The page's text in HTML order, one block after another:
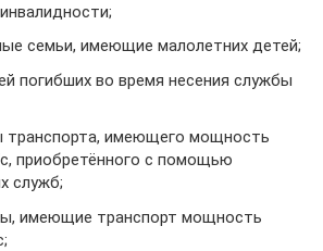
семьи, имеющие малолетних детей;
погибших во время несения службы
транспорта, имеющего мощность
приобретённого с помощью
служб;
имеющие транспорт мощность